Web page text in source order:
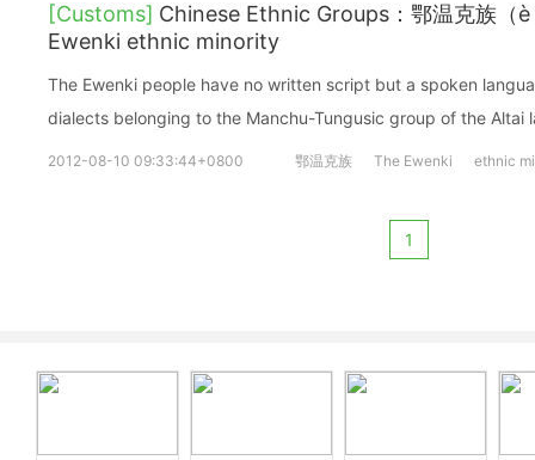
[Customs] Chinese Ethnic Groups：鄂温克族（
Ewenki ethnic minority
The Ewenki people have no written script but a spoken
dialects belonging to the Manchu-Tungusic group of the Altai
2012-08-10 09:33:44+0800 鄂温克族 The Ewenki ethnic
1